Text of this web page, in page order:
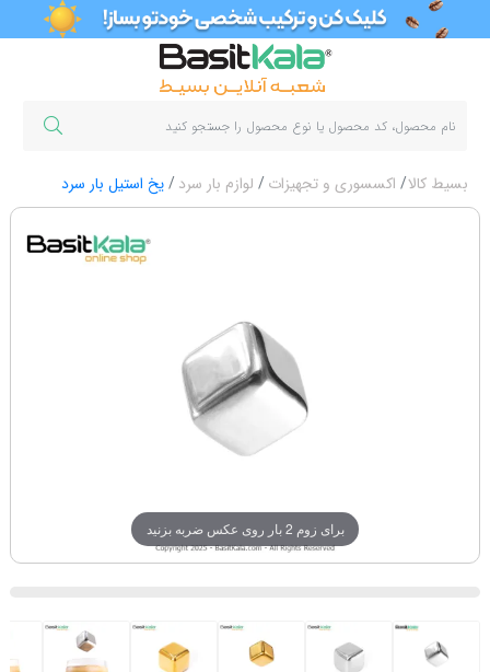
بسیط کالا اکسسوری و تجهیزات لوازم بار سرد یخ استیل بار سرد
برای زوم 2 بار روی عکس ضربه بزنید